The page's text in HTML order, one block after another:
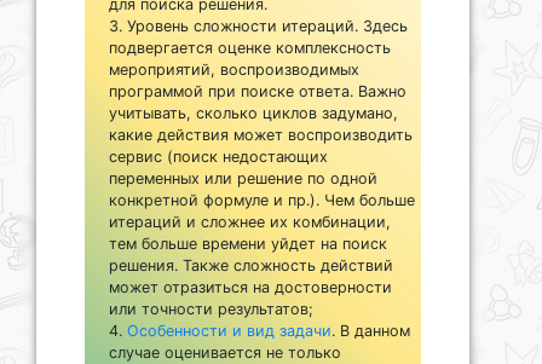
для поиска решения.
Уровень сложности итераций. Здесь
подвергается оценке комплексность
мероприятий, воспроизводимых
программой при поиске ответа. Важно
учитывать, сколько циклов задумано,
какие действия может воспроизводить
сервис (поиск недостающих
переменных или решение по одной
конкретной формуле и пр.). Чем больше
итераций и сложнее их комбинации,
тем больше времени уйдет на поиск
решения. Также сложность действий
может отразиться на достоверности
или точности результатов;
Особенности и вид задачи. В данном
случае оценивается не только